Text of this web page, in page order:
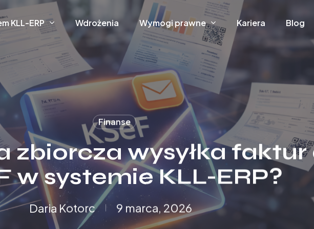
KLL-ERP Wdrożenia Wymogi prawne Kariera Blog
Finanse
zbiorcza wysyłka faktur
w systemie KLL-ERP?
Daria Kotorc 9 marca, 2026